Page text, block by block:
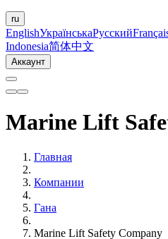
ru
EnglishУкраїнськаРусский
Indonesia简体中文
Аккаунт
Marine Lift
Главная
Компании
Гана
Marine Lift Safety Company